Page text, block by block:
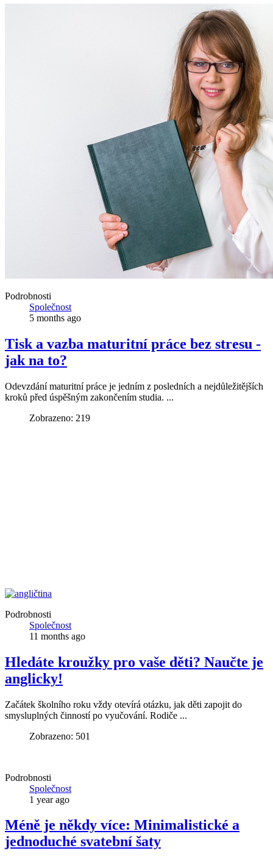
Podrobnosti
Společnost
5 months ago
Tisk a vazba maturitní práce bez stresu -
jak na to?
Odevzdání maturitní práce je jedním z posledních a nejdůležitějších
kroků před úspěšným zakončením studia. ...
Zobrazeno: 219
Podrobnosti
Společnost
11 months ago
Hledáte kroužky pro vaše děti? Naučte je
anglicky!
Začátek školního roku vždy otevírá otázku, jak děti zapojit do
smysluplných činností po vyučování. Rodiče ...
Zobrazeno: 501
Podrobnosti
Společnost
1 year ago
Méně je někdy více: Minimalistické a
jednoduché svatební šaty